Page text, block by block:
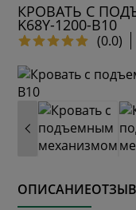
КРОВАТЬ С
K68Y-1200-B10
(0.0)
ОПИСАНИЕ
* обязательное поле